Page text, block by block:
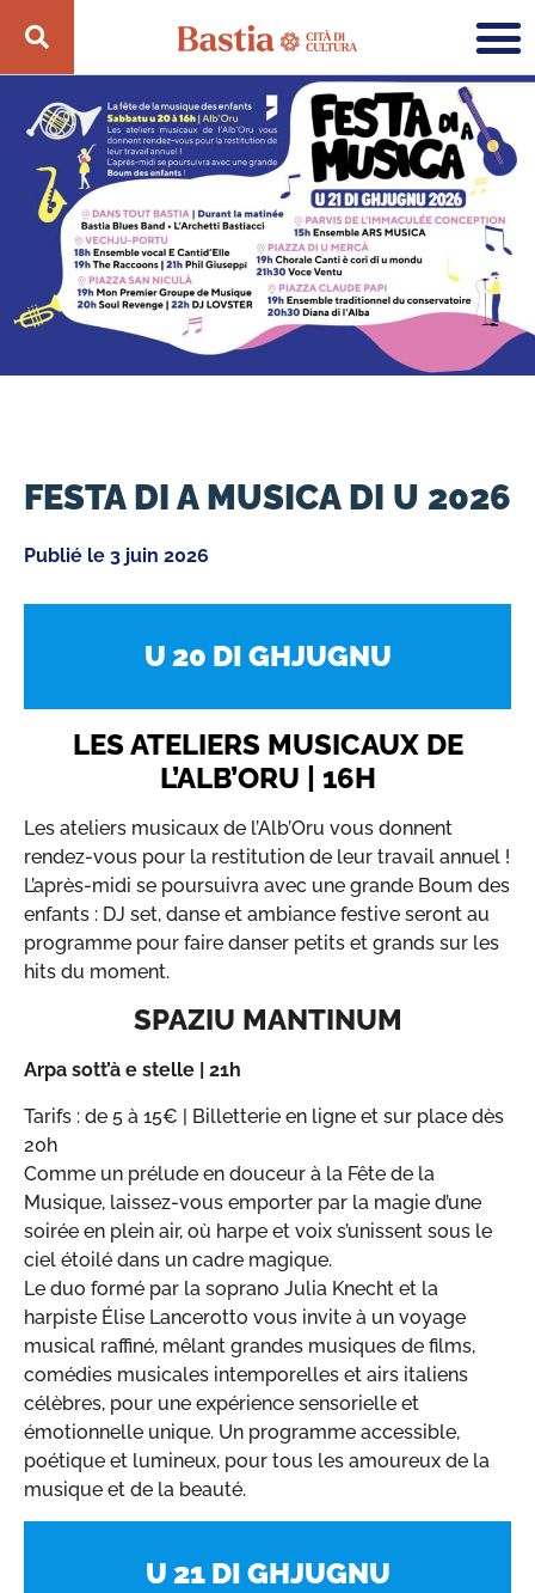
FESTA DI A MUSICA DI U 2026
Publié le 3 juin 2026
U 20 DI GHJUGNU
LES ATELIERS MUSICAUX DE
L’ALB’ORU | 16H
Les ateliers musicaux de l’Alb’Oru vous donnent
rendez-vous pour la restitution de leur travail annuel !
L’après-midi se poursuivra avec une grande Boum des
enfants : DJ set, danse et ambiance festive seront au
programme pour faire danser petits et grands sur les
hits du moment.
SPAZIU MANTINUM
Arpa sott’à e stelle | 21h
Tarifs : de 5 à 15€ | Billetterie en ligne et sur place dès
20h
Comme un prélude en douceur à la Fête de la
Musique, laissez-vous emporter par la magie d’une
soirée en plein air, où harpe et voix s’unissent sous le
ciel étoilé dans un cadre magique.
Le duo formé par la soprano Julia Knecht et la
harpiste Élise Lancerotto vous invite à un voyage
musical raffiné, mêlant grandes musiques de films,
comédies musicales intemporelles et airs italiens
célèbres, pour une expérience sensorielle et
émotionnelle unique. Un programme accessible,
poétique et lumineux, pour tous les amoureux de la
musique et de la beauté.
U 21 DI GHJUGNU